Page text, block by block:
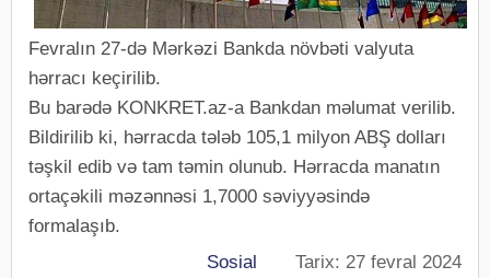
Fevralın 27-də Mərkəzi Bankda növbəti valyuta
hərracı keçirilib.
Bu barədə KONKRET.az-a Bankdan məlumat verilib.
Bildirilib ki, hərracda tələb 105,1 milyon ABŞ dolları
təşkil edib və tam təmin olunub. Hərracda manatın
ortaçəkili məzənnəsi 1,7000 səviyyəsində
formalaşıb.
Sosial Tarix: 27 fevral 2024